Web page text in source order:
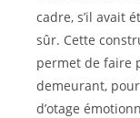
cadre, s’il avait
sûr. Cette
permet de faire
demeurant,
d’otage